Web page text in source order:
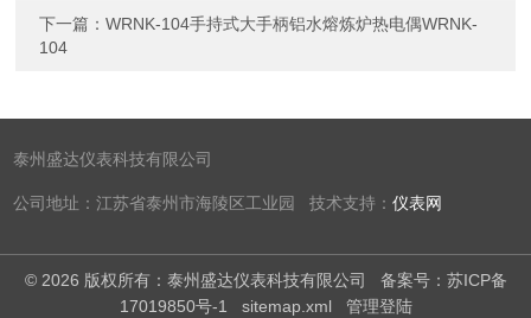
下一篇：WRNK-104手持式大手柄铝水熔炼炉热电偶WRNK-
104
泰州盛达仪表科技有限公司
公司地址：江苏省泰州市海陵区工业园 技术支持：仪表网
© 2026 版权所有：泰州盛达仪表科技有限公司 备案号：苏ICP备
17019850号-1
sitemap.xml 管理登陆